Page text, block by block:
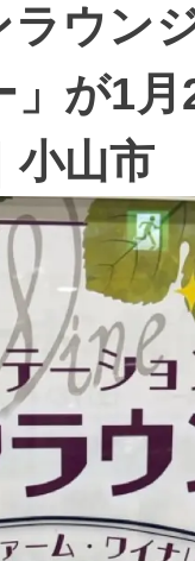
ウン
が1月
小山市